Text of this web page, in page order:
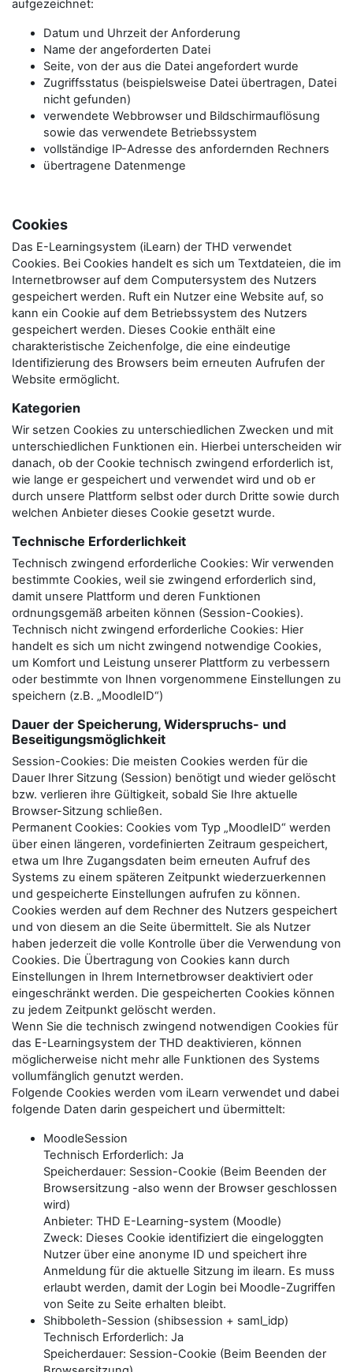
aufgezeichnet:
Datum und Uhrzeit der Anforderung
Name der angeforderten Datei
Seite, von der aus die Datei angefordert wurde
Zugriffsstatus (beispielsweise Datei übertragen, Datei
nicht gefunden)
verwendete Webbrowser und Bildschirmauflösung
sowie das verwendete Betriebssystem
vollständige IP-Adresse des anfordernden Rechners
übertragene Datenmenge
Cookies
Das E-Learningsystem (iLearn) der THD verwendet
Cookies. Bei Cookies handelt es sich um Textdateien, die im
Internetbrowser auf dem Computersystem des Nutzers
gespeichert werden. Ruft ein Nutzer eine Website auf, so
kann ein Cookie auf dem Betriebssystem des Nutzers
gespeichert werden. Dieses Cookie enthält eine
charakteristische Zeichenfolge, die eine eindeutige
Identifizierung des Browsers beim erneuten Aufrufen der
Website ermöglicht.
Kategorien
Wir setzen Cookies zu unterschiedlichen Zwecken und mit
unterschiedlichen Funktionen ein. Hierbei unterscheiden wir
danach, ob der Cookie technisch zwingend erforderlich ist,
wie lange er gespeichert und verwendet wird und ob er
durch unsere Plattform selbst oder durch Dritte sowie durch
welchen Anbieter dieses Cookie gesetzt wurde.
Technische Erforderlichkeit
Technisch zwingend erforderliche Cookies: Wir verwenden
bestimmte Cookies, weil sie zwingend erforderlich sind,
damit unsere Plattform und deren Funktionen
ordnungsgemäß arbeiten können (Session-Cookies).
Technisch nicht zwingend erforderliche Cookies: Hier
handelt es sich um nicht zwingend notwendige Cookies,
um Komfort und Leistung unserer Plattform zu verbessern
oder bestimmte von Ihnen vorgenommene Einstellungen zu
speichern (z.B. „MoodleID“)
Dauer der Speicherung, Widerspruchs- und
Beseitigungsmöglichkeit
Session-Cookies: Die meisten Cookies werden für die
Dauer Ihrer Sitzung (Session) benötigt und wieder gelöscht
bzw. verlieren ihre Gültigkeit, sobald Sie Ihre aktuelle
Browser-Sitzung schließen.
Permanent Cookies: Cookies vom Typ „MoodleID“ werden
über einen längeren, vordefinierten Zeitraum gespeichert,
etwa um Ihre Zugangsdaten beim erneuten Aufruf des
Systems zu einem späteren Zeitpunkt wiederzuerkennen
und gespeicherte Einstellungen aufrufen zu können.
Cookies werden auf dem Rechner des Nutzers gespeichert
und von diesem an die Seite übermittelt. Sie als Nutzer
haben jederzeit die volle Kontrolle über die Verwendung von
Cookies. Die Übertragung von Cookies kann durch
Einstellungen in Ihrem Internetbrowser deaktiviert oder
eingeschränkt werden. Die gespeicherten Cookies können
zu jedem Zeitpunkt gelöscht werden.
Wenn Sie die technisch zwingend notwendigen Cookies für
das E-Learningsystem der THD deaktivieren, können
möglicherweise nicht mehr alle Funktionen des Systems
vollumfänglich genutzt werden.
Folgende Cookies werden vom iLearn verwendet und dabei
folgende Daten darin gespeichert und übermittelt:
MoodleSession
Technisch Erforderlich: Ja
Speicherdauer: Session-Cookie (Beim Beenden der
Browsersitzung -also wenn der Browser geschlossen
wird)
Anbieter: THD E-Learning-system (Moodle)
Zweck: Dieses Cookie identifiziert die eingeloggten
Nutzer über eine anonyme ID und speichert ihre
Anmeldung für die aktuelle Sitzung im ilearn. Es muss
erlaubt werden, damit der Login bei Moodle-Zugriffen
von Seite zu Seite erhalten bleibt.
Shibboleth-Session (shibsession + saml_idp)
Technisch Erforderlich: Ja
Speicherdauer: Session-Cookie (Beim Beenden der